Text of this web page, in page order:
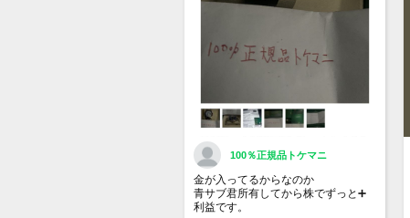
100％正規品トケマニ
金が入ってるからなのか
青サブ君所有してから株でずっと➕
利益です。